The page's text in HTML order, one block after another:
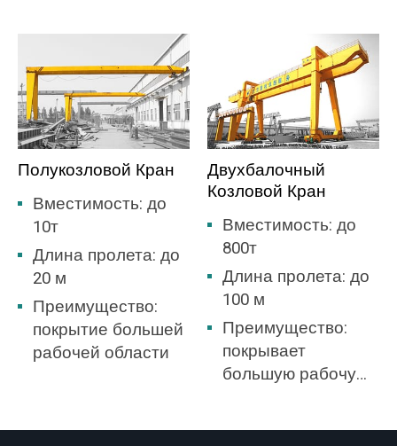
давление, что
делает её лучшим
выбором для
открытого двора.
строить склад.
Полукозловой Кран
Вместимость: до
10т
Длина пролета: до
20 м
Преимущество:
покрытие большей
рабочей области
Двухбалочный
Козловой Кран
Вместимость: до
800т
Длина пролета: до
100 м
Преимущество:
покрывает
большую рабочую